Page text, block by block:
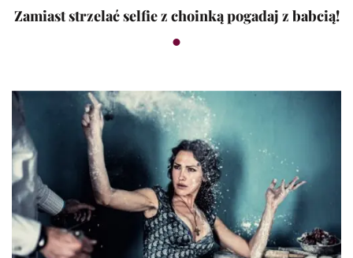
Zamiast strzelać selfie z choinką pogadaj z babcią!